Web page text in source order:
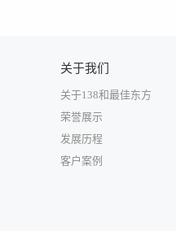
关于我们
关于138和最佳东方
荣誉展示
发展历程
客户案例